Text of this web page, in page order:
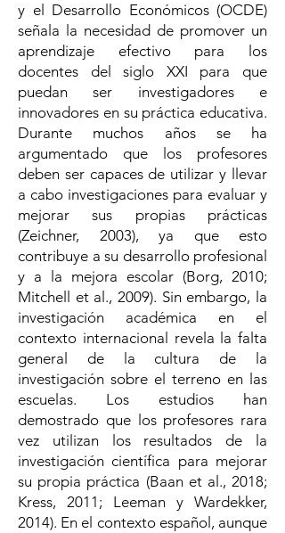
y el Desarrollo Económicos (OCDE)
señala la necesidad de promover un
aprendizaje efectivo para los
docentes del siglo XXI para que
puedan ser investigadores e
innovadores en su práctica educativa.
Durante muchos años se ha
argumentado que los profesores
deben ser capaces de utilizar y llevar
a cabo investigaciones para evaluar y
mejorar sus propias prácticas
(Zeichner, 2003), ya que esto
contribuye a su desarrollo profesional
y a la mejora escolar (Borg, 2010;
Mitchell et al., 2009). Sin embargo, la
investigación académica en el
contexto internacional revela la falta
general de la cultura de la
investigación sobre el terreno en las
escuelas. Los estudios han
demostrado que los profesores rara
vez utilizan los resultados de la
investigación científica para mejorar
su propia práctica (Baan et al., 2018;
Kress, 2011; Leeman y Wardekker,
2014). En el contexto español, aunque